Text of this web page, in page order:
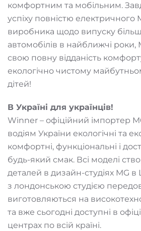
комфортним та мобільним.
успіху повністю електричного
виробника щодо випуску
автомобілів в найближчі роки,
свою повну відданість
екологічно чистому
дітей!
В Україні для українців!
Winner – офіційний імпортер
водіям України екологічні та
комфортні, функціональні і
будь-який смак. Всі моделі
деталей в дизайн-студіях MG в
з лондонською студією
виготовляються на
та вже сьогодні доступні в
центрах по всій країні.